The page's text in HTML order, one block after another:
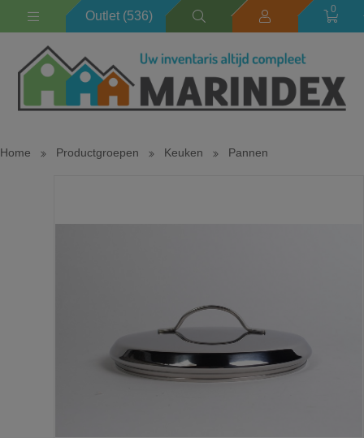
Outlet (536) 0
Home Productgroepen Keuken Pannen